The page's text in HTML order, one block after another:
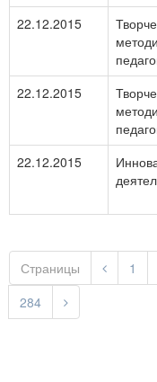
22.12.2015
22.12.2015
22.12.2015
Страницы 1
284